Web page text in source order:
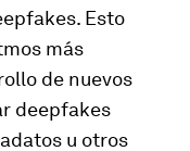
Esto
más
de nuevos
deepfakes
u otros